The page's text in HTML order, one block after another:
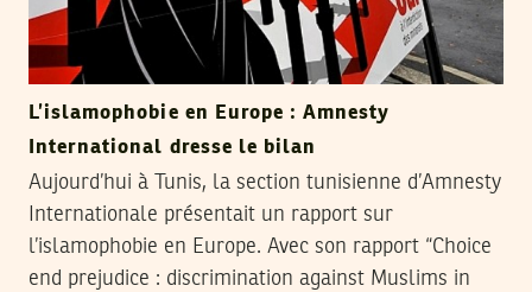
L’islamophobie en Europe : Amnesty
International dresse le bilan
Aujourd’hui à Tunis, la section tunisienne d’Amnesty
Internationale présentait un rapport sur
l’islamophobie en Europe. Avec son rapport “Choice
end prejudice : discrimination against Muslims in